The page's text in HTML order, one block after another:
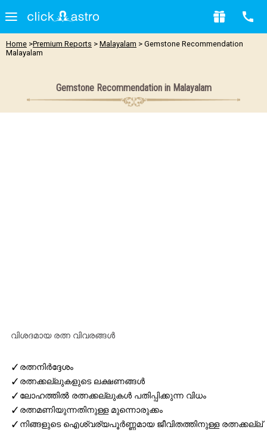
Home >Premium Reports > Malayalam > Gemstone Recommendation
Malayalam
Gemstone Recommendation in Malayalam
വിശദമായ രത്ന വിവരങ്ങള്‍
✓ രത്നനിര്‍ദ്ദേശം
✓ രത്നക്കല്ലുകളുടെ ലക്ഷണങ്ങള്‍
✓ ലോഹത്തില്‍ രത്നക്കല്ലുകള്‍ പതിപ്പിക്കുന്ന വിധം
✓ രത്നമണിയുന്നതിനുള്ള മുന്നൊരുക്കം
✓ നിങ്ങളുടെ ഐശ്വര്യപൂര്‍ണ്ണമായ ജീവിതത്തിനുള്ള രത്നക്കല്ല്